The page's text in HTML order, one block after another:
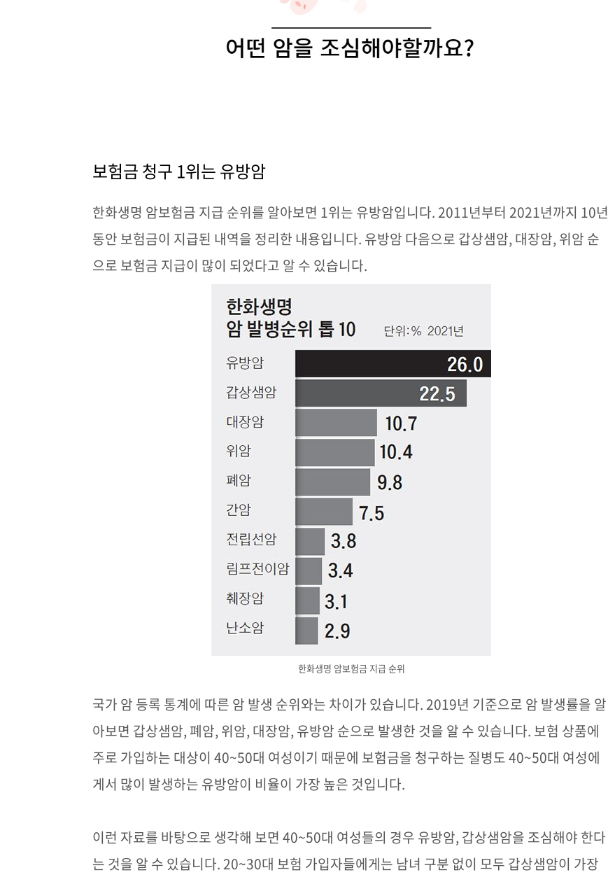
보험금 청구 1위는 유방암
한화생명 암보험금 지급 순위를 알아보면 1위는 유방암입니다. 2011년부터 2021년까지 10년
동안 보험금이 지급된 내역을 정리한 내용입니다. 유방암 다음으로 갑상샘암, 대장암, 위암 순
으로 보험금 지급이 많이 되었다고 알 수 있습니다.
한화생명 암보험금 지급 순위
국가 암 등록 통계에 따른 암 발생 순위와는 차이가 있습니다. 2019년 기준으로 암 발생률을 알
아보면 갑상샘암,폐암,위암,대장암,유방암 순으로 발생한 것을 알 수 있습니다. 보험 상품에
주로 가입하는 대상이 40~50대 여성이기 때문에 보험금을 청구하는 질병도40~50대 여성에
게서 많이 발생하는 유방암이 비율이 가장 높은 것입니다.
이런 자료를 바탕으로 생각해 보면 40~50대 여성들의 경우 유방암,갑상샘암을 조심해야 한다
는 것을 알 수 있습니다. 20~30대 보험 가입자들에게는 남녀 구분 없이 모두 갑상샘암이 가장